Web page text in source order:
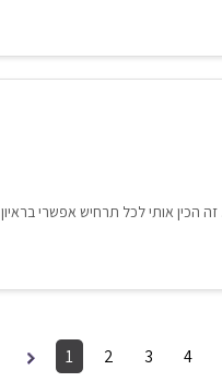
הכין אותי לכל תרחיש אפשרי בראיון
1 2 3 4